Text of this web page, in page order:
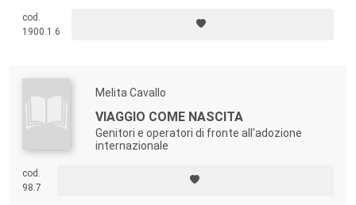
cod.
1900.1.6
Melita Cavallo
VIAGGIO COME NASCITA
Genitori e operatori di fronte all'adozione
internazionale
cod.
98.7